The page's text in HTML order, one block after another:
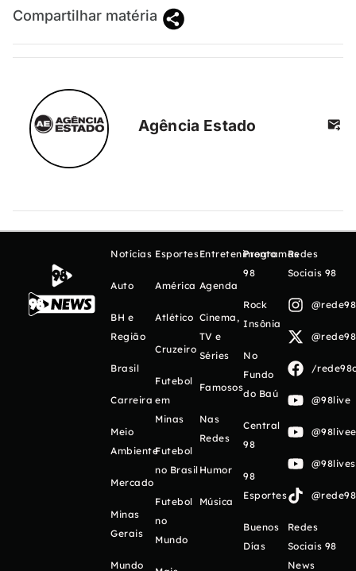
Compartilhar matéria
Agência Estado
Notícias
Auto
BH e
Região
Brasil
Carreira
Meio
Ambiente
Mercado
Minas
Gerais
Mundo
Esportes
América
Atlético
Cruzeiro
Futebol
em
Minas
Futebol
no Brasil
Futebol
no
Mundo
Entretenimento
Agenda
Cinema,
TV e
Séries
Famosos
Nas
Redes
Humor
Música
Programas
98
Rock
Insônia
No
Fundo
do Baú
Central
98
98
Esportes
Buenos
Días
Redes
Sociais 98
/
@98live
Redes
Sociais 98
News